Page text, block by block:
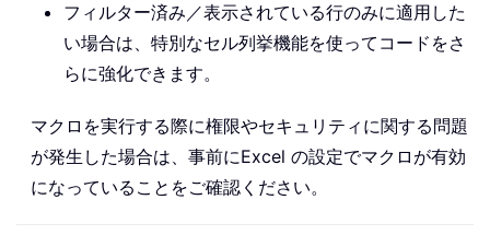
フィルター済み／表示されている行のみに適用した
い場合は、特別なセル列挙機能を使ってコードをさ
らに強化できます。
マクロを実行する際に権限やセキュリティに関する問題
が発生した場合は、事前にExcel の設定でマクロが有効
になっていることをご確認ください。